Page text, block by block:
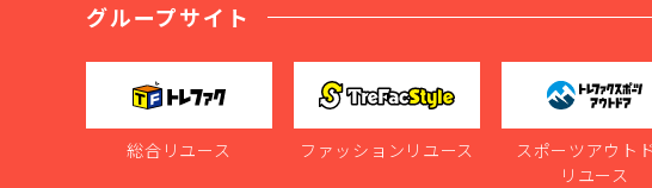
グループサイト
総合リユース ファッションリユース
スポーツアウト
リユース